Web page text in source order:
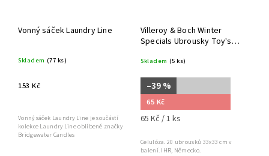
Vonný sáček Laundry Line
Skladem (77 ks)
153 Kč
Vonný sáček Laundry Line je součástí
kolekce Laundry Line oblíbené značky
Bridgewater Candles
Villeroy & Boch Winter
Specials Ubrousky Toy's
33x33 cm
Skladem (5 ks)
–39 %
65 Kč
65 Kč / 1 ks
Celulóza. 20 ubrousků 33x33 cm v
balení. IHR, Německo.